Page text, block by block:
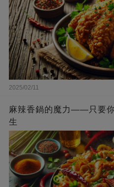
2025/02/11
麻辣香鍋的魔力——只要
生